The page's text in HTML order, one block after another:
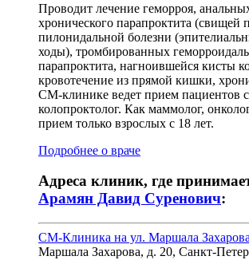
Проводит лечение геморроя,
хронического парапроктита (свищей
пилонидальной болезни
ходы), тромбированных
парапроктита, нагноившейся кисты
кровотечение из прямой кишки,
СМ-клинике ведет прием пациентов с
колопроктолог. Как маммолог,
прием только взрослых с 18 лет.
Подробнее о враче
Адреса клиник, где
Арамян Давид Суренович:
СМ-Клиника на ул. Маршала Захарова
Маршала Захарова, д. 20, Санкт-